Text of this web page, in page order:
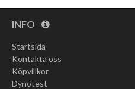
INFO
Startsida
Kontakta oss
Köpvillkor
Dynotest